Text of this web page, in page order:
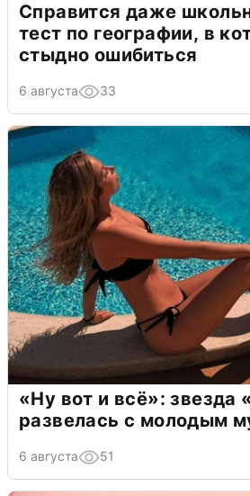
Справится даже
тест по географии, в
стыдно ошибиться
6 августа 33
«Ну вот и всё»: звезда
развелась с молодым
6 августа 51